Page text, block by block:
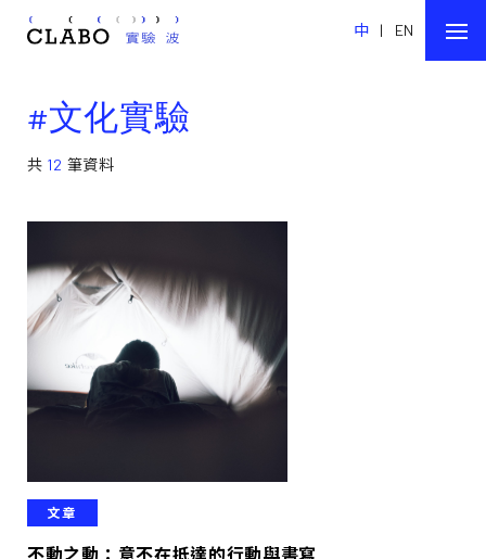
中 | EN
#文化實驗
共 12 筆資料
文章
不動之動：意不在抵達的行動與書寫